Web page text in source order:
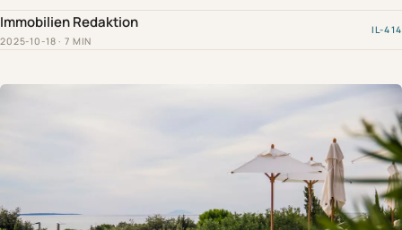
Immobilien Redaktion
2025-10-18 · 7 MIN
IL-414